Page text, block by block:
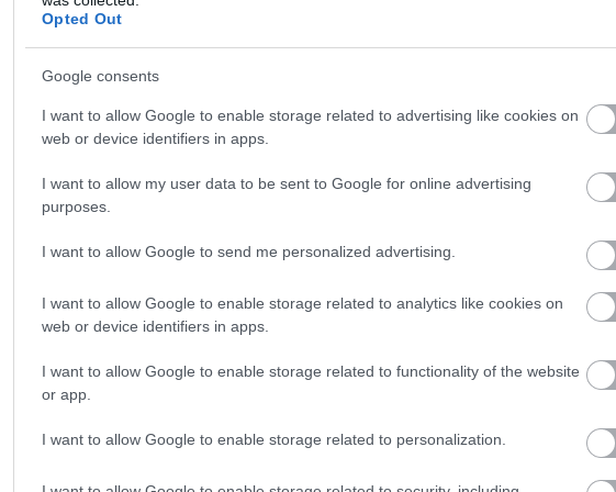
Opted Out
Google consents
I want to allow Google to enable storage related to advertising like cookies on
web or device identifiers in apps.
I want to allow my user data to be sent to Google for online advertising
purposes.
I want to allow Google to send me personalized advertising.
I want to allow Google to enable storage related to analytics like cookies on
web or device identifiers in apps.
I want to allow Google to enable storage related to functionality of the website
or app.
I want to allow Google to enable storage related to personalization.
A Netvibes meglépte azt, amit valakinek mindenképpen
kellett. Nem tartható az az állapot, hogy a widgetek csak
bizonyos szolgáltatásban működtek. A napokban
Netvibes Universal Widget API (UWA) azzal kecsegtet,
Netvibes alá lefejlesztett modulok (widgetek) a Google…
Címkék: widget netvibes
Szólj hozzá! 2007.03.11. 12:52.